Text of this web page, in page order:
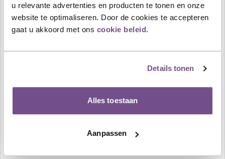
u relevante advertenties en producten te tonen en onze
website te optimaliseren. Door de cookies te accepteren
gaat u akkoord met ons cookie beleid.
Details tonen
Alles toestaan
Aanpassen
Aan het boeket kan een rouwkaart of rouwlint worden
bevestigd met een laatste boodschap of groet. Deze
voegt u in het winkelmandje gemakkelijk toe aan de
Het boeket kan op elk gewenst adres in Nederland
uitvaartcentrum, bejaardenhuis, kerk of huisadres te
leveren. Het boeket wordt gemaakt door een bloemist